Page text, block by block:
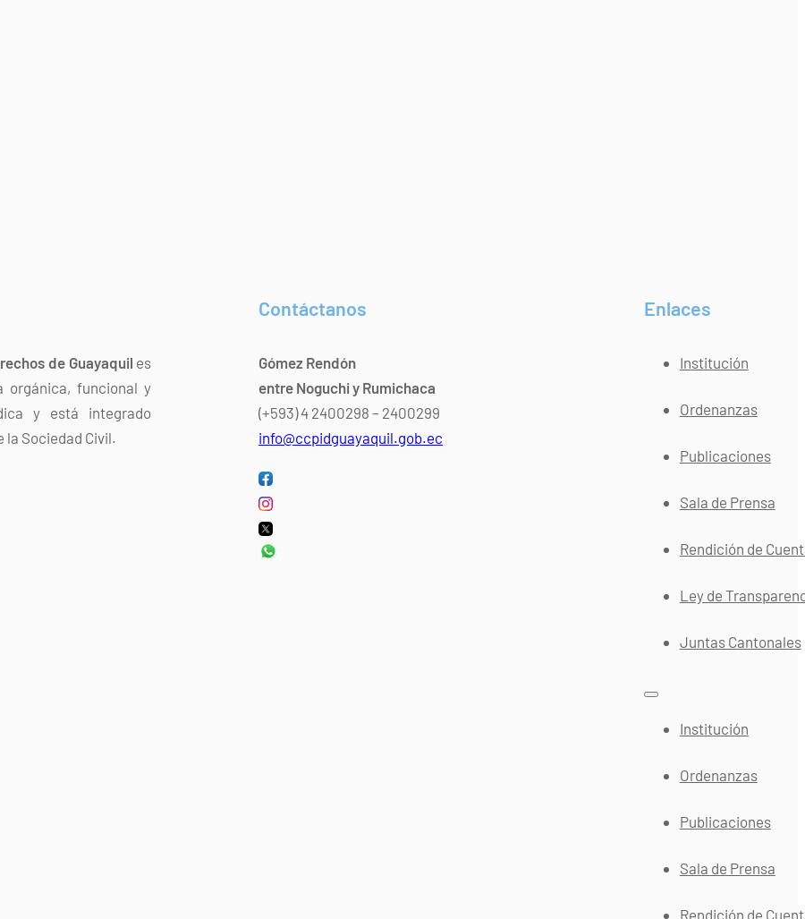
de Guayaquil es
orgánica, funcional y
y está integrado
Sociedad Civil.
Contáctanos
Gómez Rendón
entre Noguchi y Rumichaca
(+593) 4 2400298 – 2400299
info@ccpidguayaquil.gob.ec
Enlaces
Institución
Ordenanzas
Publicaciones
Sala de Prensa
Rendición de
Ley de
Juntas Cantonales
Institución
Ordenanzas
Publicaciones
Sala de Prensa
Rendición de